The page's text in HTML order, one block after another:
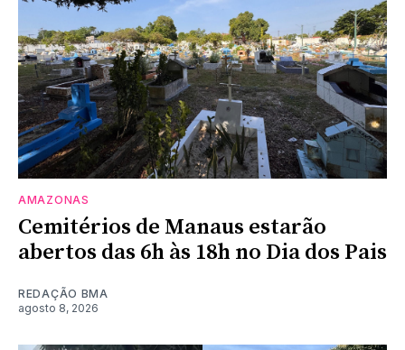
AMAZONAS
Cemitérios de Manaus estarão
abertos das 6h às 18h no Dia dos Pais
REDAÇÃO BMA
agosto 8, 2026